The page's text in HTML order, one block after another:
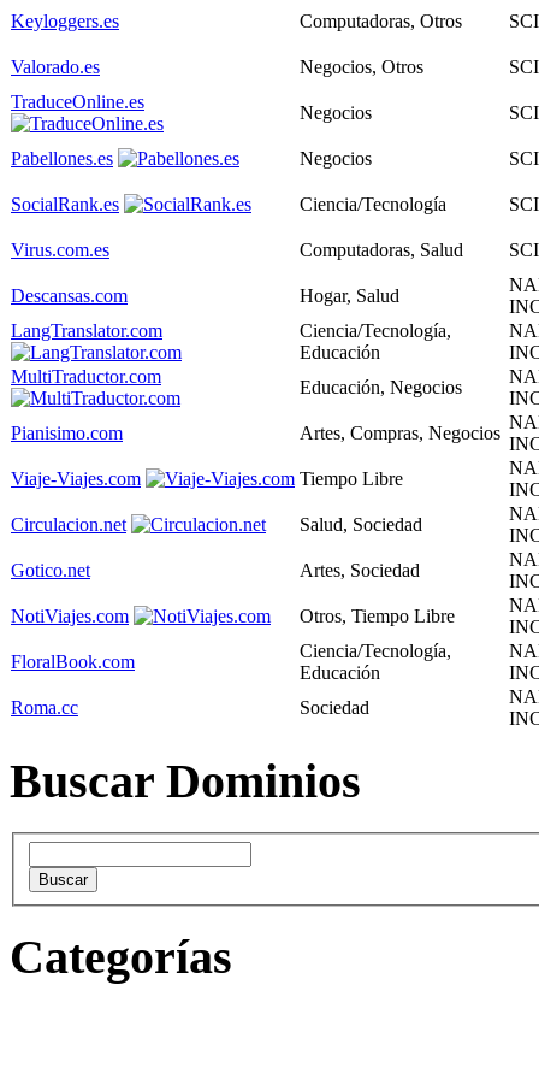
Keyloggers.es Computadoras, Otros
Valorado.es Negocios, Otros
TraduceOnline.es
Negocios
Pabellones.es Negocios
SocialRank.es Ciencia/Tecnología
Virus.com.es Computadoras, Salud
Descansas.com Hogar, Salud
LangTranslator.com
Ciencia/Tecnología,
Educación
MultiTraductor.com
Educación, Negocios
Pianisimo.com
Artes, Compras, Negocios
Viaje-Viajes.com
Tiempo Libre
Circulacion.net
Salud, Sociedad
Gotico.net
Artes, Sociedad
NotiViajes.com
Otros, Tiempo Libre
FloralBook.com
Ciencia/Tecnología,
Educación
Roma.cc
Sociedad
Buscar Dominios
Categorías